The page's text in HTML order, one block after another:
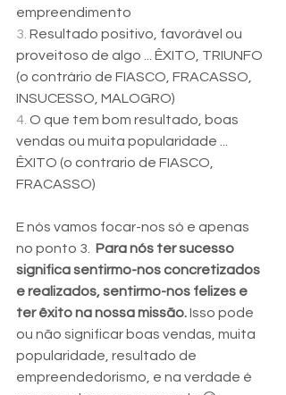
empreendimento
3. Resultado positivo, favorável ou
proveitoso de algo ... ÊXITO, TRIUNFO
(o contrário de FIASCO, FRACASSO,
INSUCESSO, MALOGRO)
4. O que tem bom resultado, boas
vendas ou muita popularidade ...
ÊXITO (o contrario de FIASCO,
FRACASSO)
E nós vamos focar-nos só e apenas
no ponto 3. Para nós ter sucesso
significa sentirmo-nos concretizados
e realizados, sentirmo-nos felizes e
ter êxito na nossa missão. Isso pode
ou não significar boas vendas, muita
popularidade, resultado de
empreendedorismo, e na verdade é